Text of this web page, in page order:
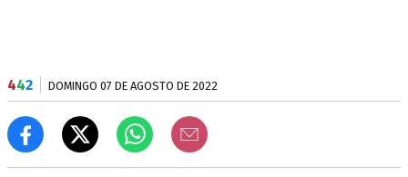
442 DOMINGO 07 DE AGOSTO DE 2022